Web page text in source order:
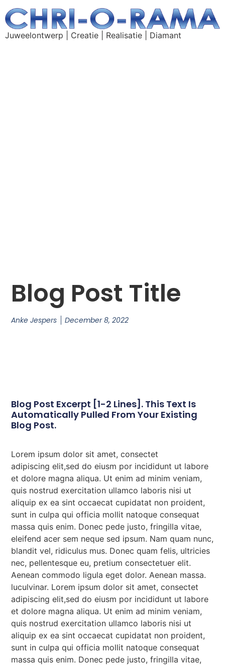
Juweelontwerp | Creatie | Realisatie | Diamant
Blog Post Title
Anke Jespers December 8, 2022
Blog Post Excerpt [1-2 Lines]. This Text Is
Automatically Pulled From Your Existing
Blog Post.
Lorem ipsum dolor sit amet, consectet
adipiscing elit,sed do eiusm por incididunt ut labore
et dolore magna aliqua. Ut enim ad minim veniam,
quis nostrud exercitation ullamco laboris nisi ut
aliquip ex ea sint occaecat cupidatat non proident,
sunt in culpa qui officia mollit natoque consequat
massa quis enim. Donec pede justo, fringilla vitae,
eleifend acer sem neque sed ipsum. Nam quam nunc,
blandit vel, ridiculus mus. Donec quam felis, ultricies
nec, pellentesque eu, pretium consectetuer elit.
Aenean commodo ligula eget dolor. Aenean massa.
luculvinar. Lorem ipsum dolor sit amet, consectet
adipiscing elit,sed do eiusm por incididunt ut labore
et dolore magna aliqua. Ut enim ad minim veniam,
quis nostrud exercitation ullamco laboris nisi ut
aliquip ex ea sint occaecat cupidatat non proident,
sunt in culpa qui officia mollit natoque consequat
massa quis enim. Donec pede justo, fringilla vitae,